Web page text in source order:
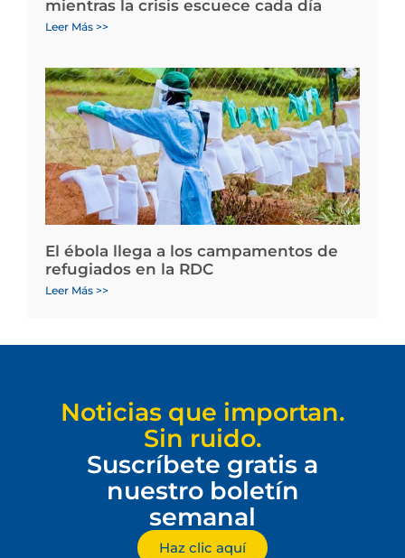
mientras la crisis escuece cada día
Leer Más >>
El ébola llega a los campamentos de
refugiados en la RDC
Leer Más >>
Noticias que importan.
Sin ruido.
Suscríbete gratis a
nuestro boletín
semanal
Haz clic aquí